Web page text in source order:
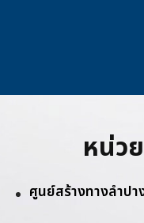
หน่ว
ศูนย์สร้างทางลำปา